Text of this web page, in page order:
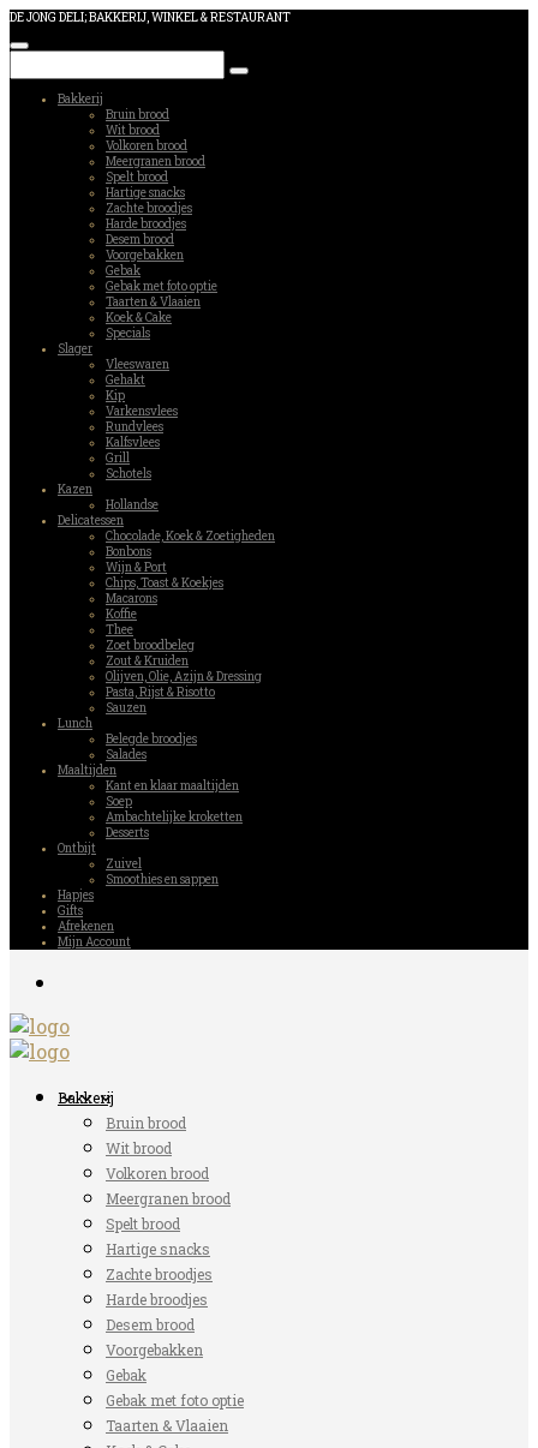
DE JONG DELI; BAKKERIJ, WINKEL & RESTAURANT
Bakkerij
Bruin brood
Wit brood
Volkoren brood
Meergranen brood
Spelt brood
Hartige snacks
Zachte broodjes
Harde broodjes
Desem brood
Voorgebakken
Gebak
Gebak met foto optie
Taarten & Vlaaien
Koek & Cake
Specials
Slager
Vleeswaren
Gehakt
Kip
Varkensvlees
Rundvlees
Kalfsvlees
Grill
Schotels
Kazen
Hollandse
Delicatessen
Chocolade, Koek & Zoetigheden
Bonbons
Wijn & Port
Chips, Toast & Koekjes
Macarons
Koffie
Thee
Zoet broodbeleg
Zout & Kruiden
Olijven, Olie, Azijn & Dressing
Pasta, Rijst & Risotto
Sauzen
Lunch
Belegde broodjes
Salades
Maaltijden
Kant en klaar maaltijden
Soep
Ambachtelijke kroketten
Desserts
Ontbijt
Zuivel
Smoothies en sappen
Hapjes
Gifts
Afrekenen
Mijn Account
Bakkerij
Bruin brood
Wit brood
Volkoren brood
Meergranen brood
Spelt brood
Hartige snacks
Zachte broodjes
Harde broodjes
Desem brood
Voorgebakken
Gebak
Gebak met foto optie
Taarten & Vlaaien